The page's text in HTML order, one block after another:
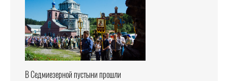
В Седмиезерной пустыни прошли